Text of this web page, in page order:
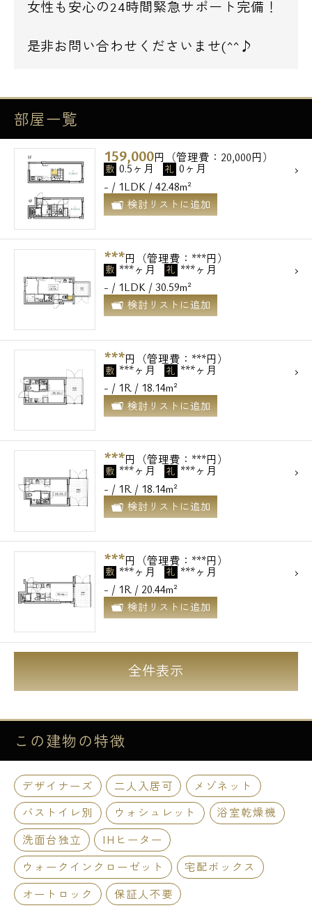
女性も安心の24時間緊急サポート完備！
是非お問い合わせくださいませ(^^♪
部屋一覧
159,000円（管理費：20,000円）
敷 0.5ヶ月 礼 0ヶ月
- / 1LDK / 42.48m²
検討リストに追加
***円（管理費：***円）
敷 ***ヶ月 礼 ***ヶ月
- / 1LDK / 30.59m²
検討リストに追加
***円（管理費：***円）
敷 ***ヶ月 礼 ***ヶ月
- / 1R / 18.14m²
検討リストに追加
***円（管理費：***円）
敷 ***ヶ月 礼 ***ヶ月
- / 1R / 18.14m²
検討リストに追加
***円（管理費：***円）
敷 ***ヶ月 礼 ***ヶ月
- / 1R / 20.44m²
検討リストに追加
全件表示
この建物の特徴
デザイナーズ 二人入居可
メゾネット
バストイレ別
ウォシュレット
浴室乾燥機
洗面台独立
IHヒーター
ウォークインクローゼット
宅配ボックス
オートロック
保証人不要